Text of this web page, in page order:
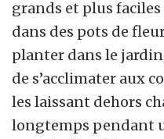
grands et plus
dans des pots de
planter dans le
de s’acclimater aux
les laissant dehors
longtemps pendant